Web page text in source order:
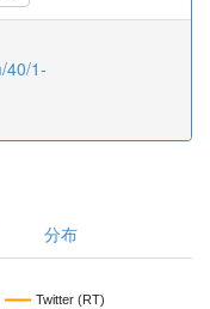
40/1-
分布
Twitter (RT)